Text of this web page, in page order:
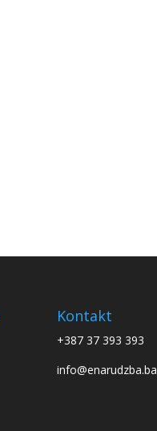
Kontakt
+387 37 393 393
info@enarudzba.ba